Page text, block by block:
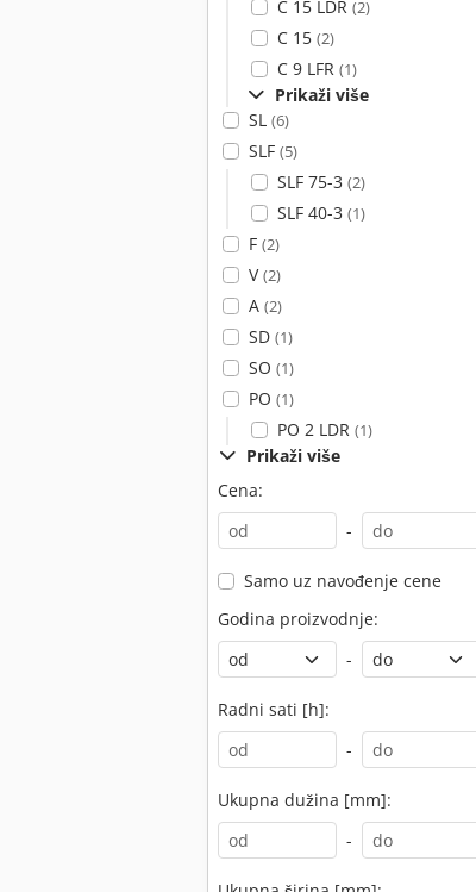
C 15 LDR (2)
C 15 (2)
C 9 LFR (1)
Prikaži više
SL (6)
SLF (5)
SLF 75-3 (2)
SLF 40-3 (1)
F (2)
V(2)
A (2)
SD (1)
SO (1)
PO (1)
PO 2 LDR (1)
Prikaži više
Cena:
-
Samo uz navođenje cene
Godina proizvodnje:
-
Radni sati [h]:
-
Ukupna dužina [mm]:
-